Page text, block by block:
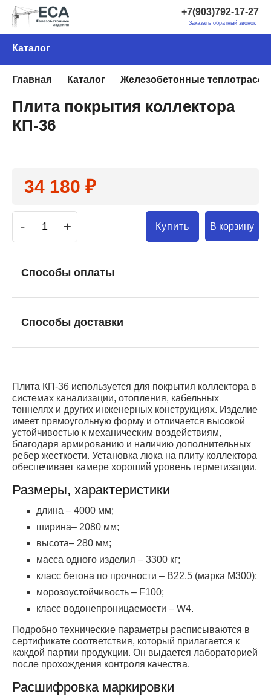
+7(903)792-17-27
Заказать обратный звонок
Каталог
Главная Каталог Железобетонные
Плита покрытия коллектора
КП-36
34 180 ₽
- + Купить В корзину
Способы оплаты
Способы доставки
Плита КП-36 используется для покрытия коллектора в
системах канализации, отопления, кабельных
тоннелях и других инженерных конструкциях. Изделие
имеет прямоугольную форму и отличается высокой
устойчивостью к механическим воздействиям,
благодаря армированию и наличию дополнительных
ребер жесткости. Установка люка на плиту коллектора
обеспечивает камере хороший уровень герметизации.
Размеры, характеристики
длина – 4000 мм;
ширина– 2080 мм;
высота– 280 мм;
масса одного изделия – 3300 кг;
класс бетона по прочности – В22.5 (марка М300);
морозоустойчивость – F100;
класс водонепроницаемости – W4.
Подробно технические параметры расписываются в
сертификате соответствия, который прилагается к
каждой партии продукции. Он выдается лабораторией
после прохождения контроля качества.
Расшифровка маркировки